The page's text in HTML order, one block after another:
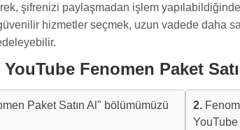
şifrenizi paylaşmadan işlem
hizmetler seçmek, uzun vadede daha
YouTube Fenomen Paket
Paket Satın Al" bölümümüzü
2.
YouTube